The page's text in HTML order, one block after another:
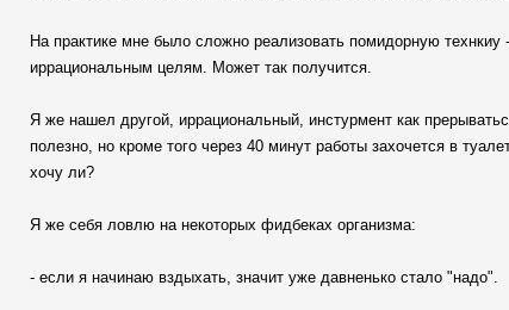
На практике мне было сложно реализовать помидорную
иррациональным целям. Может так получится.
Я же нашел другой, иррациональный, инстурмент как
полезно, но кроме того через 40 минут работы захочется в
хочу ли?
Я же себя ловлю на некоторых фидбеках организма:
- если я начинаю вздыхать, значит уже давненько стало "надо".